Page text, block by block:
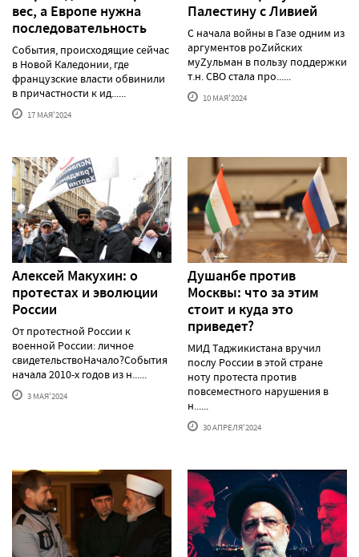
вес, а Европе нужна
последовательность
События, происходящие сейчас
в Новой Каледонии, где
французские власти обвинили
в причастности к ид......
17 МАЯ'2024
Палестину с Ливией
С начала войны в Газе одним из
аргументов роZийских
муZульман в пользу поддержки
т.н. СВО стала про......
10 МАЯ'2024
Алексей Макуxин: о
протестаx и эволюции
России
От протестной России к
военной России: личное
свидетельствоНачало?События
начала 2010-х годов из н......
3 МАЯ'2024
Душанбе против
Москвы: что за этим
стоит и куда это
приведет?
МИД Таджикистана вручил
послу России в этой стране
ноту протеста против
повсеместного нарушения в
н......
30 АПРЕЛЯ'2024